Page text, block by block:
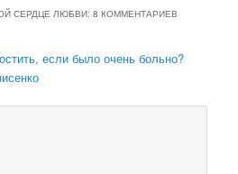
СЕРДЦЕ ЛЮБВИ: 8 КОММЕНТАРИЕВ
если было очень больно?